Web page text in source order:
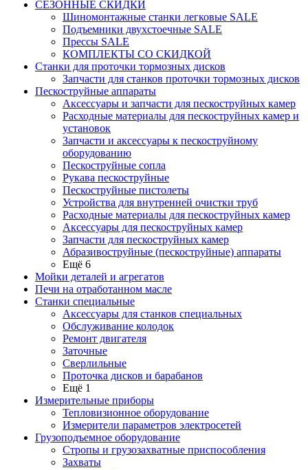
СЕЗОННЫЕ СКИДКИ
Шиномонтажные станки легковые SALE
Подъемники двухстоечные SALE
Прессы SALE
КОМПЛЕКТЫ СО СКИДКОЙ
Станки для проточки тормозных дисков
Запчасти для станков проточки тормозных дисков
Пескоструйные аппараты
Аксессуары и запчасти для пескоструйных камер
Расходные материалы для пескоструйных камер и
установок
Запчасти и аксессуары к пескоструйному
оборудованию
Пескоструйные сопла
Рукава пескоструйные
Пескоструйные пистолеты
Устройства для внутренней очистки труб
Расходные материалы для пескоструйных камер
Аксессуары для пескоструйных камер
Запчасти для пескоструйных камер
Абразивоструйные (пескоструйные) аппараты
Ещё 6
Мойки деталей и агрегатов
Печи на отработанном масле
Станки специальные
Аксессуары для станков специальных
Обслуживание колодок
Ремонт двигателя
Заточные
Сверлильные
Проточка дисков и барабанов
Ещё 1
Измерительные приборы
Тепловизионное оборудование
Измерители параметров электросетей
Грузоподъемное оборудование
Стропы и грузозахватные приспособления
Захваты